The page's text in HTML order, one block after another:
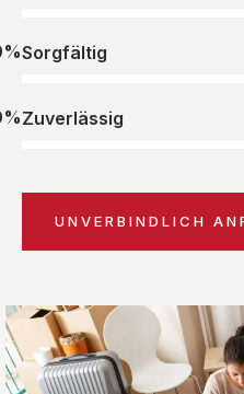
Sorgfältig
Zuverlässig
UNVERBINDLICH